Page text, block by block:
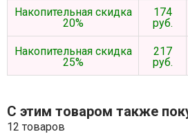
Накопительная скидка
20%
174
руб.
Накопительная скидка
25%
217
руб.
С этим товаром также
12 товаров